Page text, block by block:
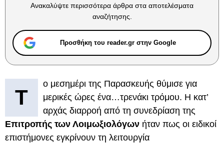
Ανακαλύψτε περισσότερα άρθρα στα αποτελέσματα
αναζήτησης.
Προσθήκη του reader.gr στην Google
Τ
ο μεσημέρι της Παρασκευής θύμισε για
μερικές ώρες ένα…τρενάκι τρόμου. Η κατ’
αρχάς διαρροή από τη συνεδρίαση της
Επιτροπής των Λοιμωξιολόγων ήταν πως οι ειδικοί
επιστήμονες εγκρίνουν τη λειτουργία